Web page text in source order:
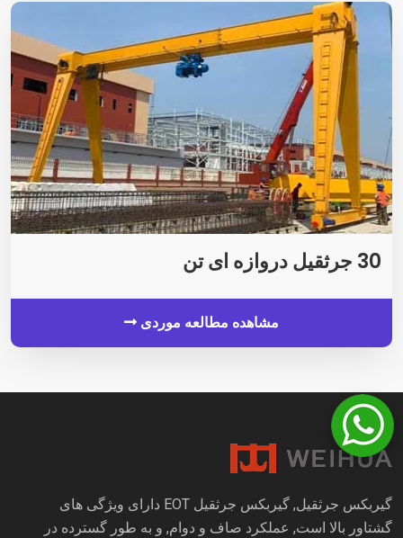
30 جرثقیل دروازه ای تن
مشاهده مطالعه موردی
گیربکس جرثقیل, گیربکس جرثقیل EOT دارای ویژگی های
گشتاور بالا است, عملکرد صاف و دوام, و به طور گسترده در